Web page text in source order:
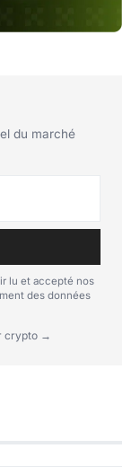
du marché
lu et accepté nos
des données
crypto →